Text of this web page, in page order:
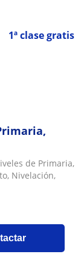
1ª clase gratis
de Primaria,
Nivelación,